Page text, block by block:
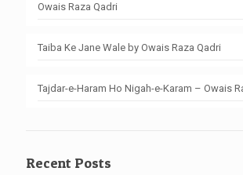
Owais Raza Qadri
Taiba Ke Jane Wale by Owais Raza Qadri
Tajdar-e-Haram Ho Nigah-e-Karam – Owais
Recent Posts